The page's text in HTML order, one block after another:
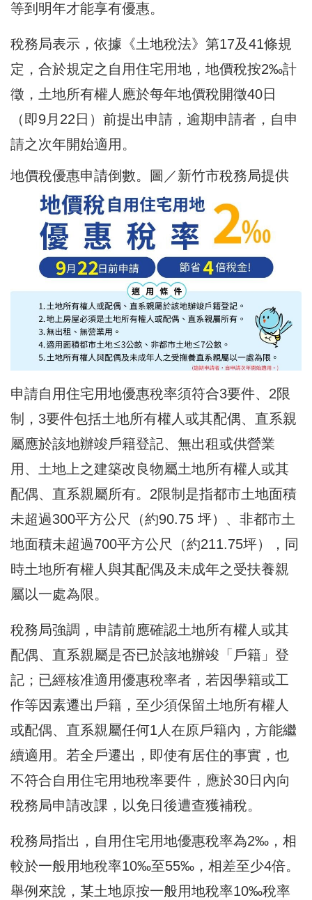
等到明年才能享有優惠。
稅務局表示，依據《土地稅法》第17及41條規
定，合於規定之自用住宅用地，地價稅按2‰計
徵，土地所有權人應於每年地價稅開徵40日
（即9月22日）前提出申請，逾期申請者，自申
請之次年開始適用。
地價稅優惠申請倒數。圖／新竹市稅務局提供
申請自用住宅用地優惠稅率須符合3要件、2限
制，3要件包括土地所有權人或其配偶、直系親
屬應於該地辦竣戶籍登記、無出租或供營業
用、土地上之建築改良物屬土地所有權人或其
配偶、直系親屬所有。2限制是指都市土地面積
未超過300平方公尺（約90.75 坪）、非都市土
地面積未超過700平方公尺（約211.75坪），同
時土地所有權人與其配偶及未成年之受扶養親
屬以一處為限。
稅務局強調，申請前應確認土地所有權人或其
配偶、直系親屬是否已於該地辦竣「戶籍」登
記；已經核准適用優惠稅率者，若因學籍或工
作等因素遷出戶籍，至少須保留土地所有權人
或配偶、直系親屬任何1人在原戶籍內，方能繼
續適用。若全戶遷出，即使有居住的事實，也
不符合自用住宅用地稅率要件，應於30日內向
稅務局申請改課，以免日後遭查獲補稅。
稅務局指出，自用住宅用地優惠稅率為2‰，相
較於一般用地稅率10‰至55‰，相差至少4倍。
舉例來說，某土地原按一般用地稅率10‰稅率